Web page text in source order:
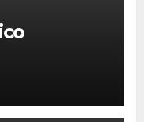
la
y la